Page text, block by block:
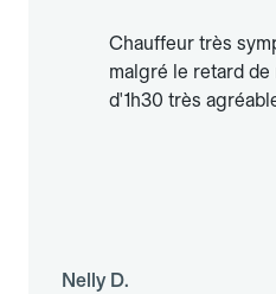
Chauffeur très
malgré le retard de
d'1h30 très
Nelly D.